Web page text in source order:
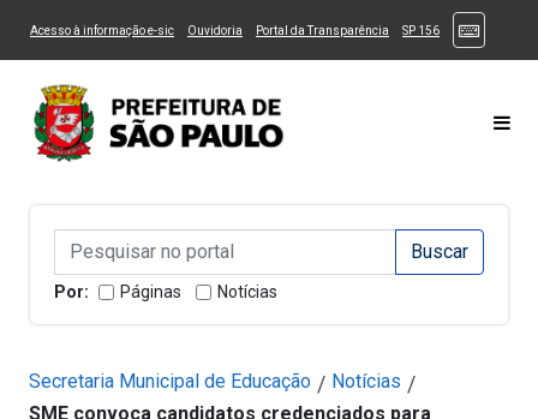
Ir ao Conteúdo Ir para menu principal Ir para busca 3
Alternar Alto Contraste
Acesso à informação e-sic(Link para um novo sítio)
Ouvidoria (Link para um novo sítio)
Portal da Transparência (Link para um novo sítio)
SP 156(Link para um
Campo de Busca de informações
Campo de Busca de informações Enviar a Busca
Por: Páginas Notícias
Secretaria Municipal de Educação / Notícias /
SME convoca candidatos credenciados para